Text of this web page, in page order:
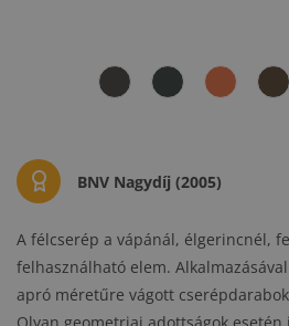
BNV Nagydíj (2005)
A félcserép a vápánál, élgerincnél,
felhasználható elem.
apró méretűre vágott